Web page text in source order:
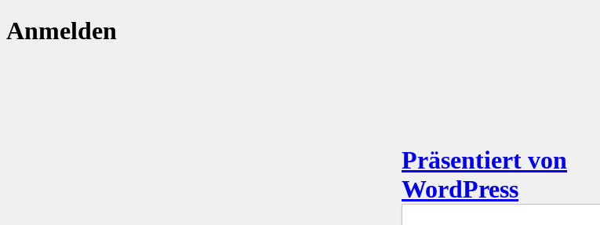
Anmelden
Präsentiert von
WordPress